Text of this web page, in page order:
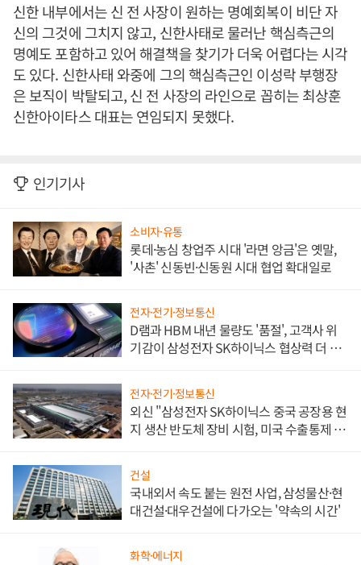
신한 내부에서는 신 전 사장이 원하는 명예회복이 비단 자
신의 그것에 그치지 않고, 신한사태로 물러난 핵심측근의
명예도 포함하고 있어 해결책을 찾기가 더욱 어렵다는 시각
도 있다. 신한사태 와중에 그의 핵심측근인 이성락 부행장
은 보직이 박탈되고, 신 전 사장의 라인으로 꼽히는 최상훈
신한아이타스 대표는 연임되지 못했다.
인기기사
소비자·유통
롯데·농심 창업주 시대 '라면 앙금'은 옛말,
'사촌' 신동빈·신동원 시대 협업 확대일로
전자·전기·정보통신
D램과 HBM 내년 물량도 '품절', 고객사 위
기감이 삼성전자 SK하이닉스 협상력 더 키
전자·전기·정보통신
외신 "삼성전자 SK하이닉스 중국 공장용 현
지 생산 반도체 장비 시험, 미국 수출통제 대
건설
국내외서 속도 붙는 원전 사업, 삼성물산·현
대건설·대우건설에 다가오는 '약속의 시간'
화학·에너지